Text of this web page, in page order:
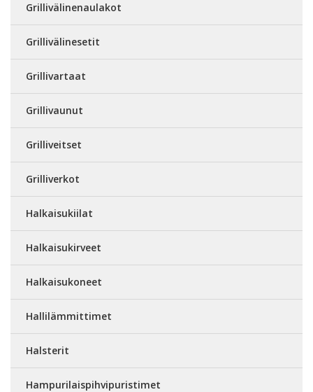
Grillivälinenaulakot
Grillivälinesetit
Grillivartaat
Grillivaunut
Grilliveitset
Grilliverkot
Halkaisukiilat
Halkaisukirveet
Halkaisukoneet
Hallilämmittimet
Halsterit
Hampurilaispihvipuristimet